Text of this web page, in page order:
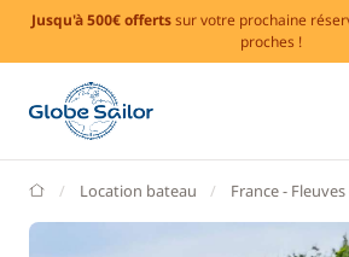
Jusqu'à 500€ offertssur votre prochaine
proches !
GlobeSailor
Location bateau France -